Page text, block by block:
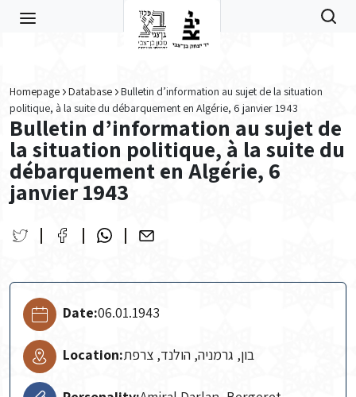
Homepage Database
Bulletin d’information au sujet de la situation
politique, à la suite du débarquement en Algérie, 6 janvier 1943
Bulletin d’information au sujet de
la situation politique, à la suite du
débarquement en Algérie, 6
janvier 1943
Date:06.01.1943
Location:בון, גרמניה, הולנד, צרפת